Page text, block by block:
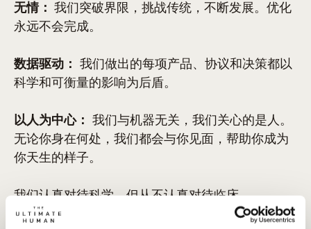
无情： 我们突破界限，挑战传统，不断发展。优化
永远不会完成。
数据驱动：
我们做出的每项产品、协议和决策都以
科学和可衡量的影响为后盾。
以人为中心：
我们与机器无关，我们关心的是人。
无论你身在何处，我们都会与你见面，帮助你成为
你天生的样子。
我们认真对待科学，但从不认真对待临床。
我们扎根于研究，但专为现实生活而打造。